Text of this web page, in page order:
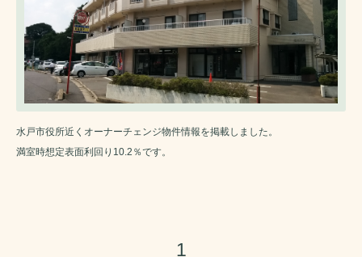
水戸市役所近くオーナーチェンジ物件情報を掲載しました。
満室時想定表面利回り10.2％です。
1